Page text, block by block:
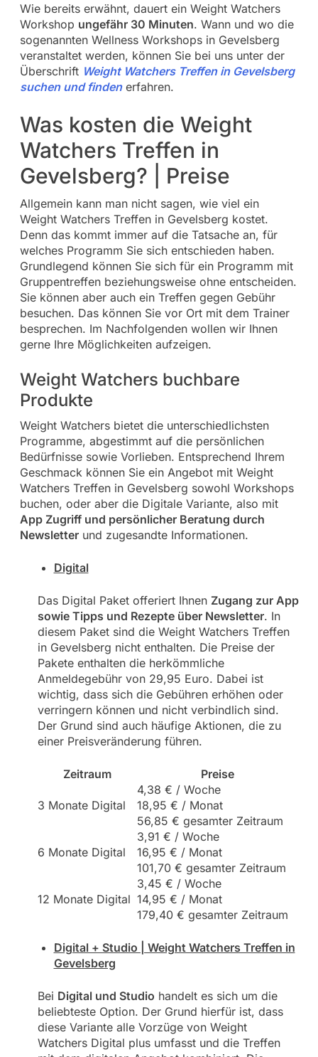
Wie bereits erwähnt, dauert ein Weight Watchers
Workshop ungefähr 30 Minuten. Wann und wo die
sogenannten Wellness Workshops in Gevelsberg
veranstaltet werden, können Sie bei uns unter der
Überschrift Weight Watchers Treffen in Gevelsberg
suchen und findenerfahren.
Was kosten die Weight
Watchers Treffen in
Gevelsberg? | Preise
Allgemein kann man nicht sagen, wie viel ein
Weight Watchers Treffen in Gevelsberg kostet.
Denn das kommt immer auf die Tatsache an, für
welches Programm Sie sich entschieden haben.
Grundlegend können Sie sich für ein Programm mit
Gruppentreffen beziehungsweise ohne entscheiden.
Sie können aber auch ein Treffen gegen Gebühr
besuchen. Das können Sie vor Ort mit dem Trainer
besprechen. Im Nachfolgenden wollen wir Ihnen
gerne Ihre Möglichkeiten aufzeigen.
Weight Watchers buchbare
Produkte
Weight Watchers bietet die unterschiedlichsten
Programme, abgestimmt auf die persönlichen
Bedürfnisse sowie Vorlieben. Entsprechend Ihrem
Geschmack können Sie ein Angebot mit Weight
Watchers Treffen in Gevelsberg sowohl Workshops
buchen, oder aber die Digitale Variante, also mit
App Zugriff und persönlicher Beratung durch
Newsletterund zugesandte Informationen.
Digital
Das Digital Paket offeriert Ihnen Zugang zur App
sowie Tipps und Rezepte über Newsletter. In
diesem Paket sind die Weight Watchers Treffen
in Gevelsberg nicht enthalten. Die Preise der
Pakete enthalten die herkömmliche
Anmeldegebühr von 29,95 Euro. Dabei ist
wichtig, dass sich die Gebühren erhöhen oder
verringern können und nicht verbindlich sind.
Der Grund sind auch häufige Aktionen, die zu
einer Preisveränderung führen.
Zeitraum Preise
3 Monate Digital
4,38 € / Woche
18,95 € / Monat
56,85 € gesamter Zeitraum
6 Monate Digital
3,91 € / Woche
16,95 € / Monat
101,70 € gesamter Zeitraum
12 Monate Digital
3,45 € / Woche
14,95 € / Monat
179,40 € gesamter Zeitraum
Digital + Studio | Weight Watchers Treffen in
Gevelsberg
Bei Digital und Studio handelt es sich um die
beliebteste Option. Der Grund hierfür ist, dass
diese Variante alle Vorzüge von Weight
Watchers Digital plus umfasst und die Treffen